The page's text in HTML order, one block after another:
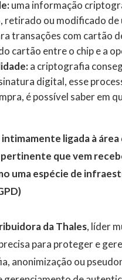
uma informação
retirado ou modificado
transações com cartão
cartão entre o chip e a
a criptografia
digital, esse
é possível saber em
ligada à
que vem
uma espécie de
da Thales, líder
para proteger e
anonimização ou